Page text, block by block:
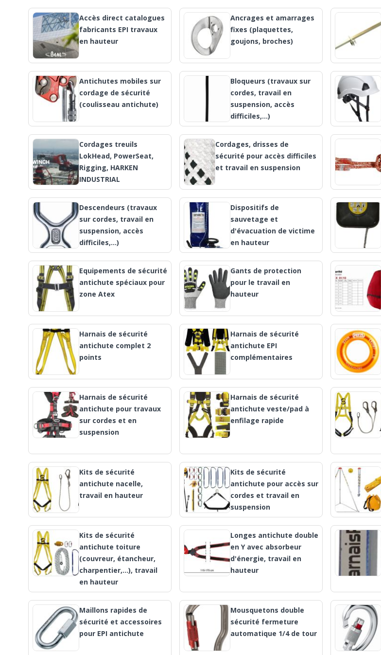
Accès direct catalogues
fabricants EPI travaux
en hauteur
Ancrages et amarrages
fixes (plaquettes,
goujons, broches)
Antichutes mobiles sur
cordage de sécurité
(coulisseau antichute)
Bloqueurs (travaux sur
cordes, travail en
suspension, accès
difficiles,...)
Cordages treuils
LokHead, PowerSeat,
Rigging, HARKEN
INDUSTRIAL
Cordages, drisses de
sécurité pour accès difficiles
et travail en suspension
Descendeurs (travaux
sur cordes, travail en
suspension, accès
difficiles,...)
Dispositifs de
sauvetage et
d'évacuation de victime
en hauteur
Equipements de sécurité
antichute spéciaux pour
zone Atex
Gants de protection
pour le travail en
hauteur
Harnais de sécurité
antichute complet 2
points
Harnais de sécurité
antichute EPI
complémentaires
Harnais de sécurité
antichute pour travaux
sur cordes et en
suspension
Harnais de sécurité
antichute veste/pad à
enfilage rapide
Kits de sécurité
antichute nacelle,
travail en hauteur
Kits de sécurité
antichute pour accès sur
cordes et travail en
suspension
Kits de sécurité
antichute toiture
(couvreur, étancheur,
charpentier,…), travail
en hauteur
Longes antichute double
en Y avec absorbeur
d'énergie, travail en
hauteur
Maillons rapides de
sécurité et accessoires
pour EPI antichute
Mousquetons double
sécurité fermeture
automatique 1/4 de tour